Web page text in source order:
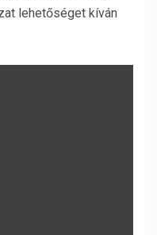
lehetőséget kíván